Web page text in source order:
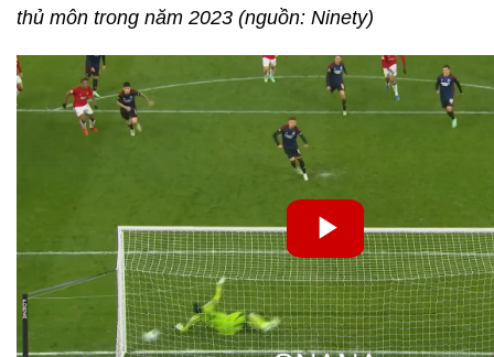
thủ môn trong năm 2023 (nguồn: Ninety)